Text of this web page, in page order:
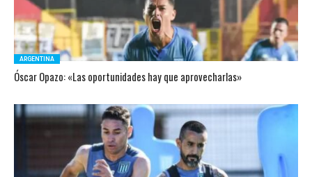
ARGENTINA
Óscar Opazo: «Las oportunidades hay que aprovecharlas»